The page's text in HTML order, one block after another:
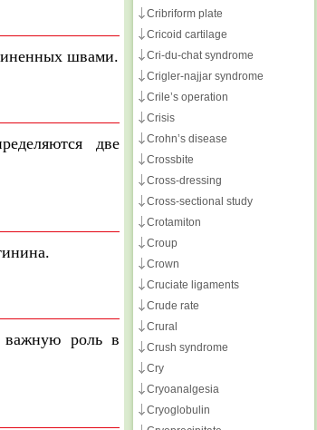
швами.
две
важную роль в
Cribriform plate
Cricoid cartilage
Cri-du-chat syndrome
Crigler-najjar syndrome
Crile’s operation
Crisis
Crohn’s disease
Crossbite
Cross-dressing
Cross-sectional study
Crotamiton
Croup
Crown
Cruciate ligaments
Crude rate
Crural
Crush syndrome
Cry
Cryoanalgesia
Cryoglobulin